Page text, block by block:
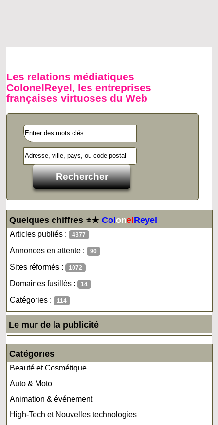
Les relations médiatiques
ColonelReyel, les entreprises
françaises virtuoses du Web
Quelques chiffres ⭐★ColonelReyel
Articles publiés : 4377
Annonces en attente : 90
Sites réformés : 1072
Domaines fusillés : 14
Catégories : 114
Le mur de la publicité
Catégories
Beauté et Cosmétique
Auto & Moto
Animation & événement
High-Tech et Nouvelles technologies